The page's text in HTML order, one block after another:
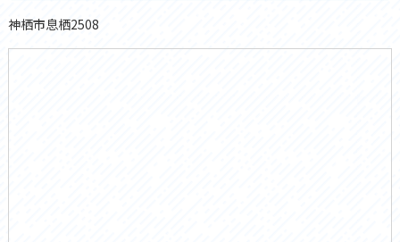
神栖市息栖2508